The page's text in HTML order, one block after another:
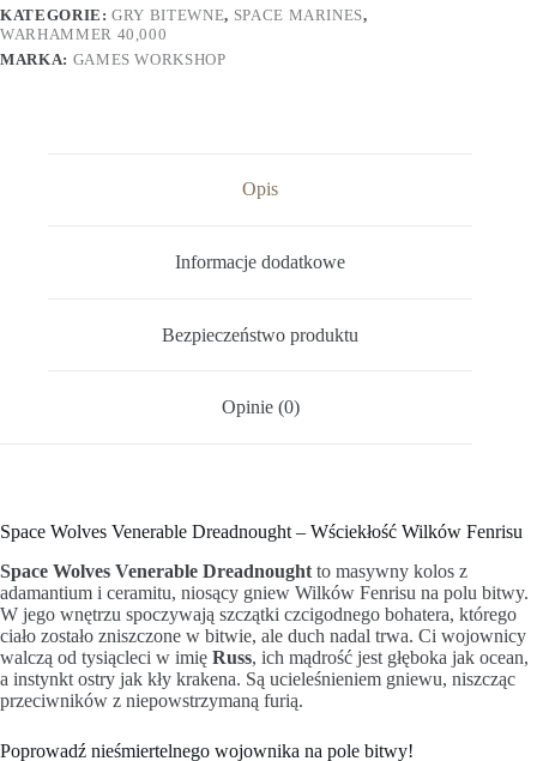
KATEGORIE:GRY BITEWNE, SPACE MARINES,
WARHAMMER 40,000
MARKA: GAMES WORKSHOP
Opis
Informacje dodatkowe
Bezpieczeństwo produktu
Opinie (0)
Space Wolves Venerable Dreadnought – Wściekłość Wilków Fenrisu
Space Wolves Venerable Dreadnought to masywny kolos z
adamantium i ceramitu, niosący gniew Wilków Fenrisu na polu bitwy.
W jego wnętrzu spoczywają szczątki czcigodnego bohatera, którego
ciało zostało zniszczone w bitwie, ale duch nadal trwa. Ci wojownicy
walczą od tysiącleci w imię Russ, ich mądrość jest głęboka jak ocean,
a instynkt ostry jak kły krakena. Są ucieleśnieniem gniewu, niszcząc
przeciwników z niepowstrzymaną furią.
Poprowadź nieśmiertelnego wojownika na pole bitwy!